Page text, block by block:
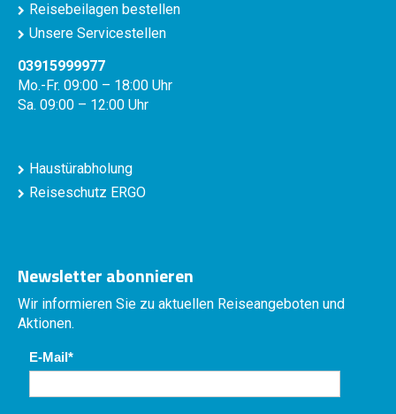
Reisebeilagen bestellen
Unsere Servicestellen
03915999977
Mo.-Fr. 09:00 – 18:00 Uhr
Sa. 09:00 – 12:00 Uhr
Haustürabholung
Reiseschutz ERGO
Newsletter abonnieren
Wir informieren Sie zu aktuellen Reiseangeboten und
Aktionen.
E-Mail